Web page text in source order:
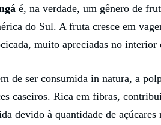
é, na verdade, um gênero de
do Sul. A fruta cresce em
muito apreciadas no interior
de ser consumida in natura, a
caseiros. Rica em fibras,
devido à quantidade de